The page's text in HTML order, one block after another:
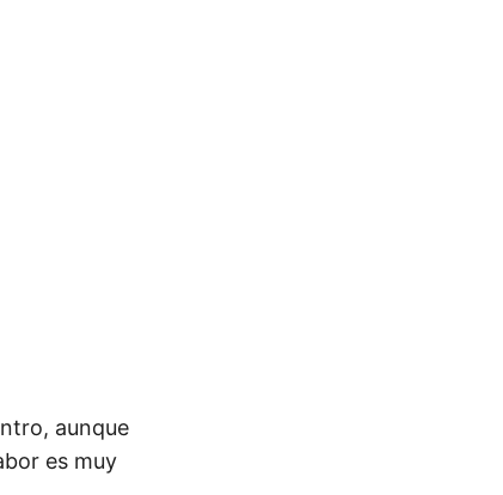
aunque
es muy